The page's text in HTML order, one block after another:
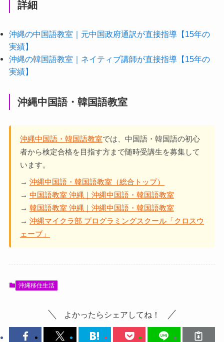
詳細
沖縄の中国語教室｜元中国政府通訳が直接指導【15年の
実績】
沖縄の韓国語教室｜ネイティブ講師が直接指導【15年の
実績】
沖縄中国語・韓国語教室
沖縄中国語・韓国語教室では、中国語・韓国語の初心
者から検定合格を目指す方まで随時受講生を募集して
います。
→ 沖縄中国語・韓国語教室（総合トップ）
→ 中国語教室 沖縄｜沖縄中国語・韓国語教室
→ 韓国語教室 沖縄｜沖縄中国語・韓国語教室
→ 沖縄マイクラ部 プログラミングスクール「クロスウ
ェーブ」
沖縄移住生活
よかったらシェアしてね！